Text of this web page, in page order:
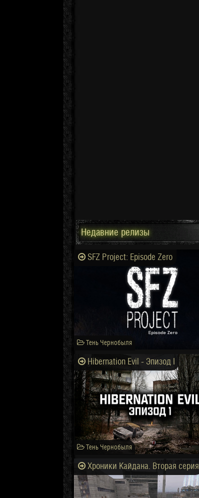
Недавние релизы
SFZ Project: Episode Zero
Тень Чернобыля
Hibernation Evil - Эпизод I
Тень Чернобыля
Хроники Кайдана. Вторая серия